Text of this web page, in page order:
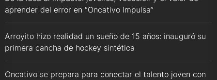
aprender del error en “Oncativo Impulsa”
Arroyito hizo realidad un sueño de 15 años: inauguró su
primera cancha de hockey sintética
Oncativo se prepara para conectar el talento joven con